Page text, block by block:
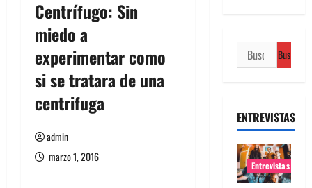
Centrífugo: Sin
miedo a
experimentar como
si se tratara de una
centrifuga
admin
marzo 1, 2016
Buscar:
ENTREVISTAS
Entrevistas